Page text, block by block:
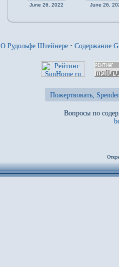
June 26, 2022 June 26,
О Рудольфе Штейнере · Содержание
Пожертвовать,
Вопросы по